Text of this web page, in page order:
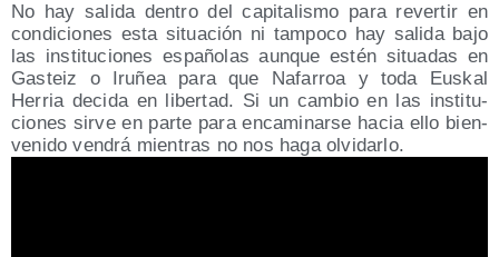
No hay sali­da den­tro del capi­ta­lis­mo para rever­tir en
con­di­cio­nes esta situa­ción ni tam­po­co hay sali­da bajo
las ins­ti­tu­cio­nes espa­ño­las aun­que estén situa­das en
Gas­teiz o Iru­ñea para que Nafa­rroa y toda Eus­kal
Herria deci­da en liber­tad. Si un cam­bio en las ins­ti­tu­
cio­nes sir­ve en par­te para enca­mi­nar­se hacia ello bien­
ve­ni­do ven­drá mien­tras no nos haga olvidarlo.